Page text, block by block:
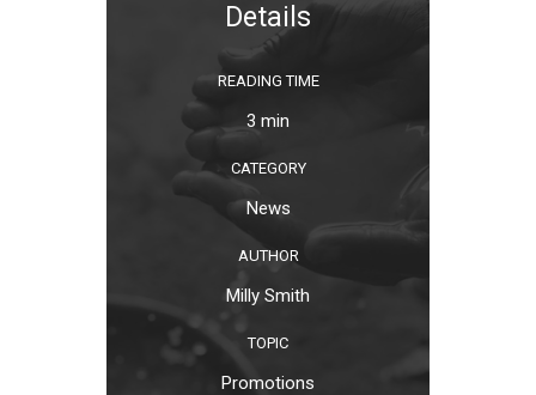
Details
READING TIME
3 min
CATEGORY
News
AUTHOR
Milly Smith
TOPIC
Promotions